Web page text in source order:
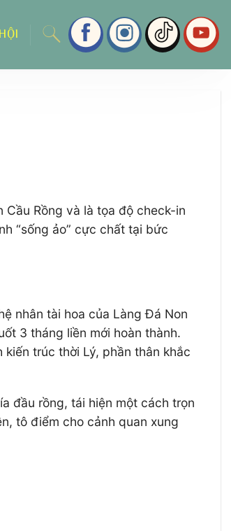
Rồng và là tọa độ check-in
“sống ảo” cực chất tại bức
nhân tài hoa của Làng Đá Non
3 tháng liền mới hoàn thành.
trúc thời Lý, phần thân khắc
đầu rồng, tái hiện một cách trọn
tô điểm cho cảnh quan xung